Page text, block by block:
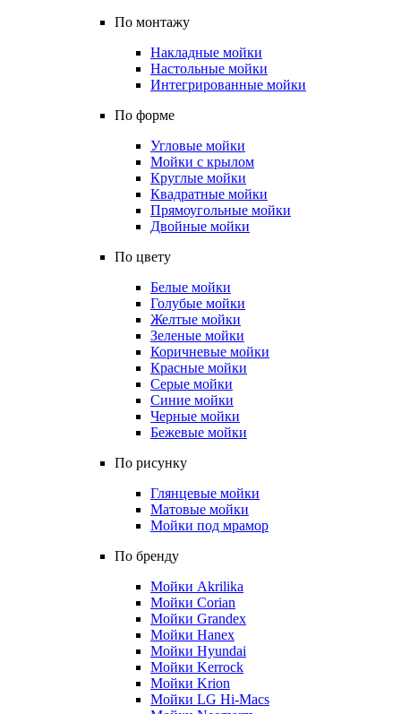
По монтажу
Накладные мойки
Настольные мойки
Интегрированные мойки
По форме
Угловые мойки
Мойки с крылом
Круглые мойки
Квадратные мойки
Прямоугольные мойки
Двойные мойки
По цвету
Белые мойки
Голубые мойки
Желтые мойки
Зеленые мойки
Коричневые мойки
Красные мойки
Серые мойки
Синие мойки
Черные мойки
Бежевые мойки
По рисунку
Глянцевые мойки
Матовые мойки
Мойки под мрамор
По бренду
Мойки Akrilika
Мойки Corian
Мойки Grandex
Мойки Hanex
Мойки Hyundai
Мойки Kerrock
Мойки Krion
Мойки LG Hi-Macs